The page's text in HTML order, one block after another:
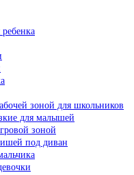
зоной для школьников
для малышей
зоной
под диван